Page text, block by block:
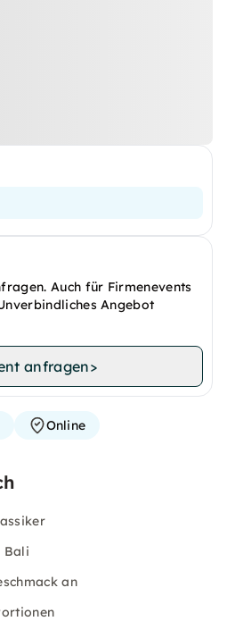
Auch für Firmenevents
Angebot
anfragen>
Online
Bali
an